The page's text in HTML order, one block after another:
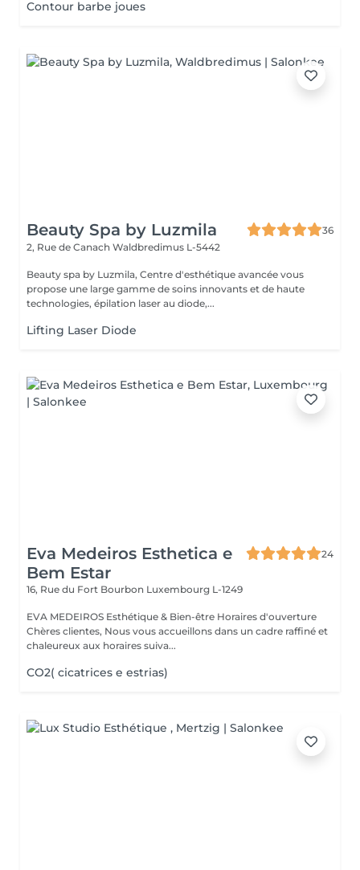
Contour barbe joues
Beauty Spa by Luzmila
36
2, Rue de Canach Waldbredimus L-5442
Beauty spa by Luzmila, Centre d'esthétique avancée vous
propose une large gamme de soins innovants et de haute
technologies, épilation laser au diode,...
Lifting Laser Diode
Eva Medeiros Esthetica e
Bem Estar
24
16, Rue du Fort Bourbon Luxembourg L-1249
EVA MEDEIROS Esthétique & Bien-être Horaires d'ouverture
Chères clientes, Nous vous accueillons dans un cadre raffiné et
chaleureux aux horaires suiva...
CO2( cicatrices e estrias)